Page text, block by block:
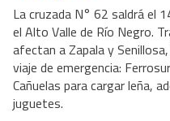
La cruzada N° 62 saldrá el
el Alto Valle de Río Negro.
afectan a Zapala y
viaje de emergencia:
Cañuelas para cargar leña,
juguetes.